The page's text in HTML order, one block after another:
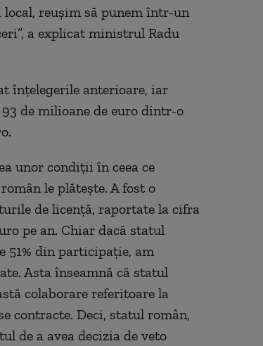
reuşim să punem într-un
a explicat ministrul Radu
înţelegerile anterioare, iar
de milioane de euro dintr-o
unor condiţii în ceea ce
le plăteşte. A fost o
de licenţă, raportate la cifra
pe an. Chiar dacă statul
51% din participaţie, am
Asta înseamnă că statul
colaborare referitoare la
contracte. Deci, statul român,
de a avea decizia de veto